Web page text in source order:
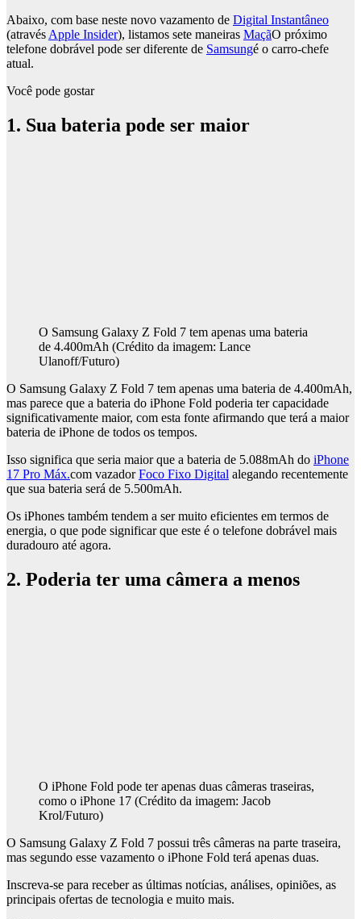
Abaixo, com base neste novo vazamento de Digital Instantâneo
(atravésApple Insider), listamos sete maneiras MaçãO próximo
telefone dobrável pode ser diferente de Samsungé o carro-chefe
atual.
Você pode gostar
1. Sua bateria pode ser maior
O Samsung Galaxy Z Fold 7 tem apenas uma bateria
de 4.400mAh (Crédito da imagem: Lance
Ulanoff/Futuro)
O Samsung Galaxy Z Fold 7 tem apenas uma bateria de 4.400mAh,
mas parece que a bateria do iPhone Fold poderia ter capacidade
significativamente maior, com esta fonte afirmando que terá a maior
bateria de iPhone de todos os tempos.
Isso significa que seria maior que a bateria de 5.088mAh do iPhone
17 Pro Máx.com vazadorFoco Fixo Digital alegando recentemente
que sua bateria será de 5.500mAh.
Os iPhones também tendem a ser muito eficientes em termos de
energia, o que pode significar que este é o telefone dobrável mais
duradouro até agora.
2. Poderia ter uma câmera a menos
O iPhone Fold pode ter apenas duas câmeras traseiras,
como o iPhone 17 (Crédito da imagem: Jacob
Krol/Futuro)
O Samsung Galaxy Z Fold 7 possui três câmeras na parte traseira,
mas segundo esse vazamento o iPhone Fold terá apenas duas.
Inscreva-se para receber as últimas notícias, análises, opiniões, as
principais ofertas de tecnologia e muito mais.